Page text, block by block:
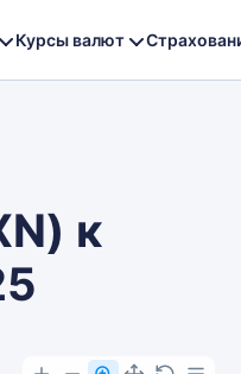
Курсы валют
к